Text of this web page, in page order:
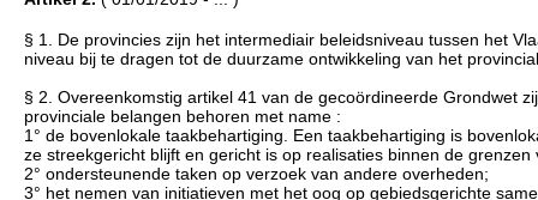
§ 1. De provincies zijn het intermediair beleidsniveau tussen het
niveau bij te dragen tot de duurzame ontwikkeling van het
§ 2. Overeenkomstig artikel 41 van de gecoördineerde Grondwet
provinciale belangen behoren met name :
1° de bovenlokale taakbehartiging. Een taakbehartiging is
ze streekgericht blijft en gericht is op realisaties binnen de
2° ondersteunende taken op verzoek van andere overheden;
3° het nemen van initiatieven met het oog op gebiedsgerichte